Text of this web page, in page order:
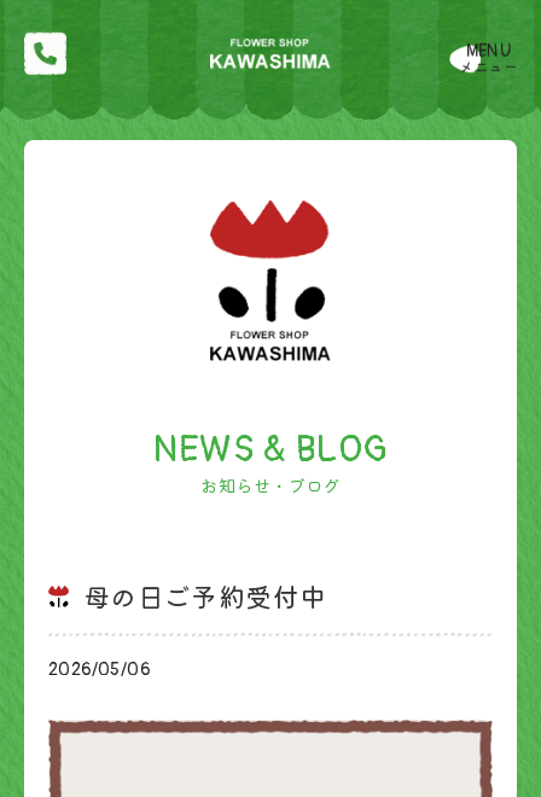
MENU
メニュー
NEWS & BLOG
お知らせ・ブログ
母の日ご予約受付中
2026/05/06